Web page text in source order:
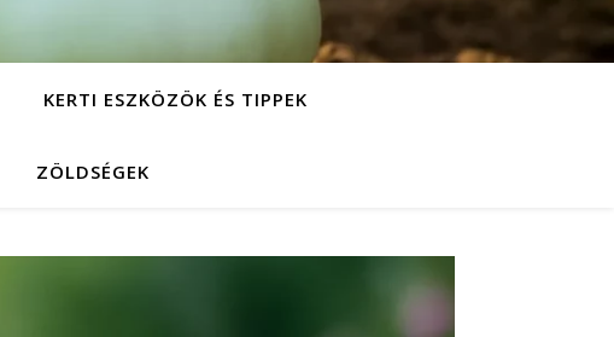
KERTI ESZKÖZÖK ÉS TIPPEK
ZÖLDSÉGEK